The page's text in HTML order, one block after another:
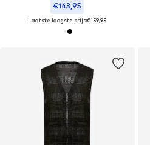
€143,95
Laatste laagste prijs:€159,95